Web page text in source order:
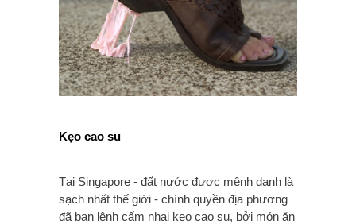
Kẹo cao su
Tại Singapore - đất nước được mệnh danh là
sạch nhất thế giới - chính quyền địa phương
đã ban lệnh cấm nhai kẹo cao su, bởi món ăn